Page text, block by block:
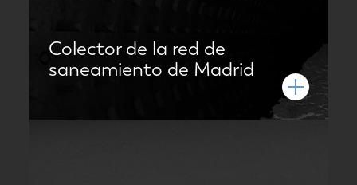
Colector de la red de
saneamiento de Madrid